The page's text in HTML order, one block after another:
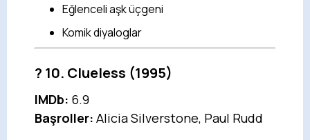
Eğlenceli aşk üçgeni
Komik diyaloglar
? 10. Clueless (1995)
IMDb: 6.9
Başroller: Alicia Silverstone, Paul Rudd